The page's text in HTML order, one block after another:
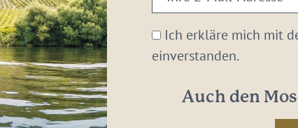
E-
Mail-
Adresse:
Ich erkläre mich mit
einverstanden.
Auch den